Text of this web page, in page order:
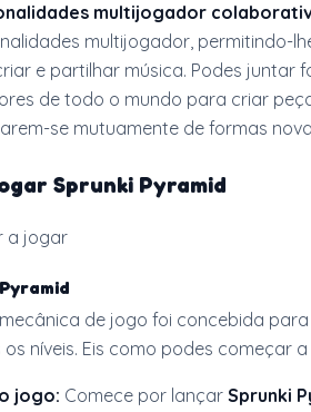
multijogador
multijogador, permitindo-
e partilhar música. Podes juntar
de todo o mundo para criar
se mutuamente de formas
Sprunki Pyramid
a jogar
de jogo foi concebida
níveis. Eis como podes começar
jogo: Comece por lançar Sprunki